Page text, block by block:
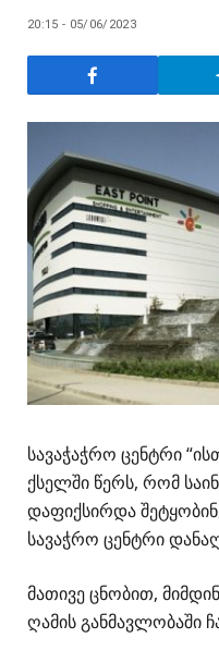
20:15 - 05/06/2023
სავაჭაჭრო ცენტრი
ქსელში წერს, რომ
დაფიქსირდა
სავაჭრო ცენტრი
მათივე ცნობით,
ღამის განმავლობაში